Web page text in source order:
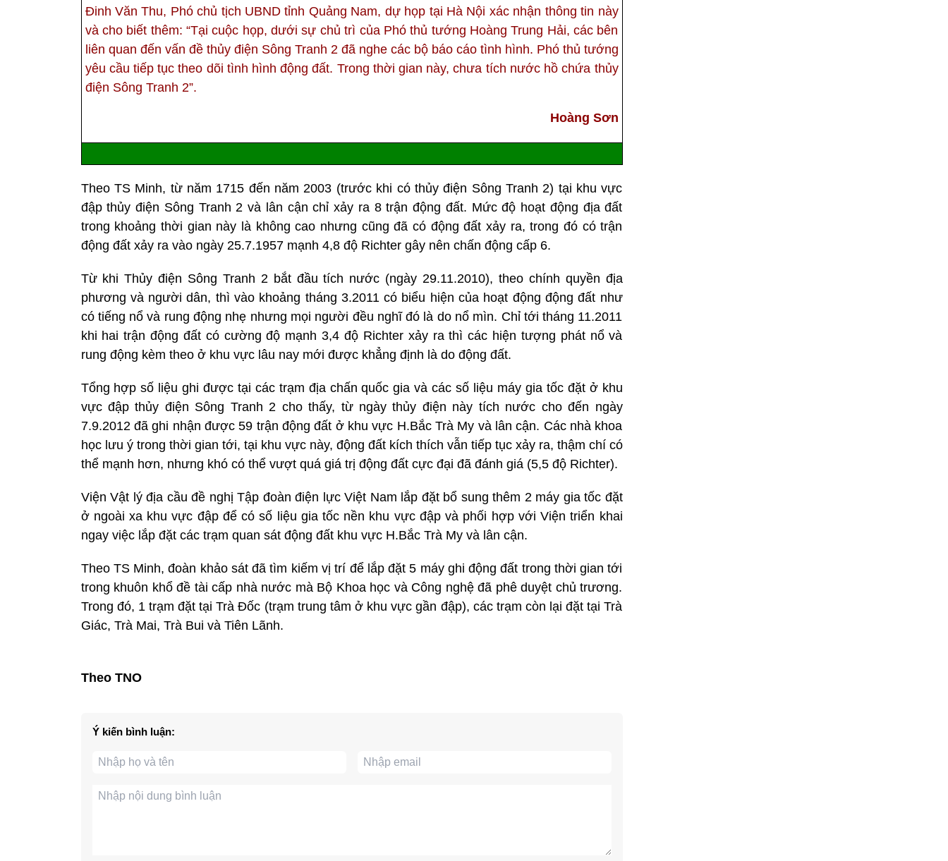
Đinh Văn Thu, Phó chủ tịch UBND tỉnh Quảng Nam, dự họp tại Hà Nội xác nhận thông tin này
và cho biết thêm: “Tại cuộc họp, dưới sự chủ trì của Phó thủ tướng Hoàng Trung Hải, các bên
liên quan đến vấn đề thủy điện Sông Tranh 2 đã nghe các bộ báo cáo tình hình. Phó thủ tướng
yêu cầu tiếp tục theo dõi tình hình động đất. Trong thời gian này, chưa tích nước hồ chứa thủy
điện Sông Tranh 2”.
Hoàng Sơn
Theo TS Minh, từ năm 1715 đến năm 2003 (trước khi có thủy điện Sông Tranh 2) tại khu vực
đập thủy điện Sông Tranh 2 và lân cận chỉ xảy ra 8 trận động đất. Mức độ hoạt động địa đất
trong khoảng thời gian này là không cao nhưng cũng đã có động đất xảy ra, trong đó có trận
động đất xảy ra vào ngày 25.7.1957 mạnh 4,8 độ Richter gây nên chấn động cấp 6.
Từ khi Thủy điện Sông Tranh 2 bắt đầu tích nước (ngày 29.11.2010), theo chính quyền địa
phương và người dân, thì vào khoảng tháng 3.2011 có biểu hiện của hoạt động động đất như
có tiếng nổ và rung động nhẹ nhưng mọi người đều nghĩ đó là do nổ mìn. Chỉ tới tháng 11.2011
khi hai trận động đất có cường độ mạnh 3,4 độ Richter xảy ra thì các hiện tượng phát nổ và
rung động kèm theo ở khu vực lâu nay mới được khẳng định là do động đất.
Tổng hợp số liệu ghi được tại các trạm địa chấn quốc gia và các số liệu máy gia tốc đặt ở khu
vực đập thủy điện Sông Tranh 2 cho thấy, từ ngày thủy điện này tích nước cho đến ngày
7.9.2012 đã ghi nhận được 59 trận động đất ở khu vực H.Bắc Trà My và lân cận. Các nhà khoa
học lưu ý trong thời gian tới, tại khu vực này, động đất kích thích vẫn tiếp tục xảy ra, thậm chí có
thể mạnh hơn, nhưng khó có thể vượt quá giá trị động đất cực đại đã đánh giá (5,5 độ Richter).
Viện Vật lý địa cầu đề nghị Tập đoàn điện lực Việt Nam lắp đặt bổ sung thêm 2 máy gia tốc đặt
ở ngoài xa khu vực đập để có số liệu gia tốc nền khu vực đập và phối hợp với Viện triển khai
ngay việc lắp đặt các trạm quan sát động đất khu vực H.Bắc Trà My và lân cận.
Theo TS Minh, đoàn khảo sát đã tìm kiếm vị trí để lắp đặt 5 máy ghi động đất trong thời gian tới
trong khuôn khổ đề tài cấp nhà nước mà Bộ Khoa học và Công nghệ đã phê duyệt chủ trương.
Trong đó, 1 trạm đặt tại Trà Đốc (trạm trung tâm ở khu vực gần đập), các trạm còn lại đặt tại Trà
Giác, Trà Mai, Trà Bui và Tiên Lãnh.
Theo TNO
Ý kiến bình luận: